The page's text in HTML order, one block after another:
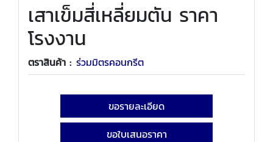
เสาเข็มสี่เหลี่ยมตัน ราคา
โรงงาน
ตราสินค้า : ร่วมมิตรคอนกรีต
ขอรายละเอียด
ขอใบเสนอราคา